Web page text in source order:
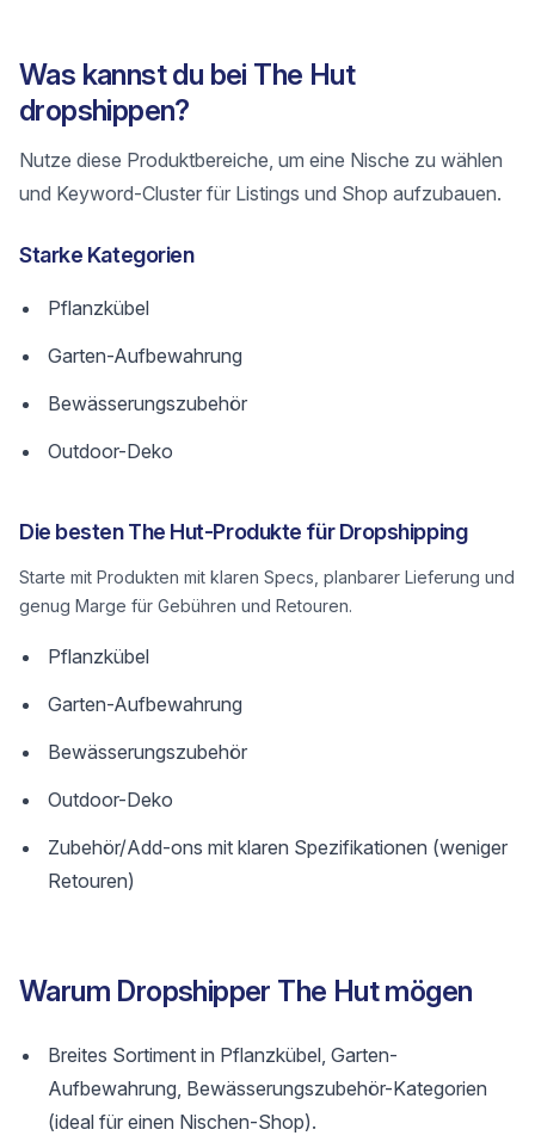
Was kannst du bei The Hut
dropshippen?
Nutze diese Produktbereiche, um eine Nische zu wählen
und Keyword-Cluster für Listings und Shop aufzubauen.
Starke Kategorien
Pflanzkübel
Garten-Aufbewahrung
Bewässerungszubehör
Outdoor-Deko
Die besten The Hut-Produkte für Dropshipping
Starte mit Produkten mit klaren Specs, planbarer Lieferung und
genug Marge für Gebühren und Retouren.
Pflanzkübel
Garten-Aufbewahrung
Bewässerungszubehör
Outdoor-Deko
Zubehör/Add-ons mit klaren Spezifikationen (weniger
Retouren)
Warum Dropshipper The Hut mögen
Breites Sortiment in Pflanzkübel, Garten-
Aufbewahrung, Bewässerungszubehör-Kategorien
(ideal für einen Nischen-Shop).